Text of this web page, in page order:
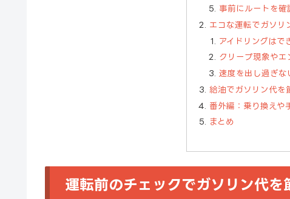
事前にルートを確
エコな運転でガソリ
アイドリングはで
クリープ現象やエ
速度を出し過ぎな
給油でガソリン代を
番外編：乗り換えや
まとめ
運転前のチェックでガソリン代を